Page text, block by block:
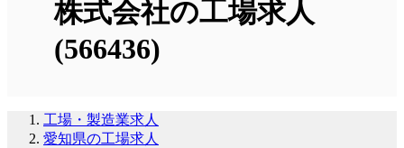
株式会社の工場求人
(566436)
工場・製造業求人
愛知県の工場求人